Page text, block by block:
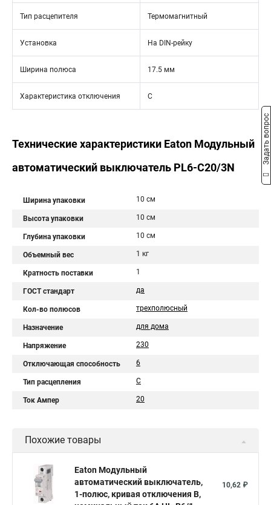
Тип расцепителя Термомагнитный
Установка На DIN-рейку
Ширина полюса 17.5 мм
Характеристика отключения C
Технические характеристики Eaton Модульный
автоматический выключатель PL6-C20/3N
Ширина упаковки 10 см
Высота упаковки 10 см
Глубина упаковки 10 см
Объемный вес 1 кг
Кратность поставки 1
ГОСТ стандарт да
Кол-во полюсов трехполюсный
Назначение для дома
Напряжение 230
Отключающая способность 6
Тип расцепления C
Ток Ампер 20
Похожие товары
Eaton Модульный
автоматический выключатель,
1-полюс, кривая отключения B,
10,62 ₽
Задать вопрос